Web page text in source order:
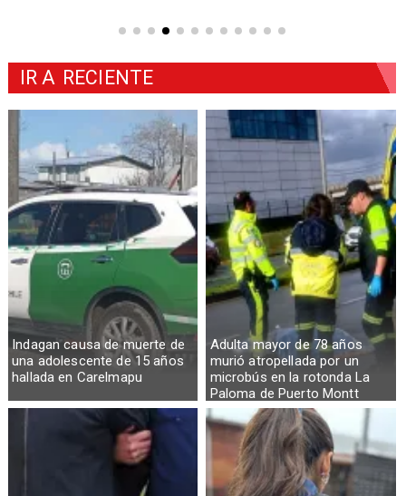
Indagan causa de muerte de
una adolescente de 15 años
hallada en Carelmapu
Adulta mayor de 78 años
murió atropellada por un
microbús en la rotonda La
Paloma de Puerto Montt
IR A RECIENTE